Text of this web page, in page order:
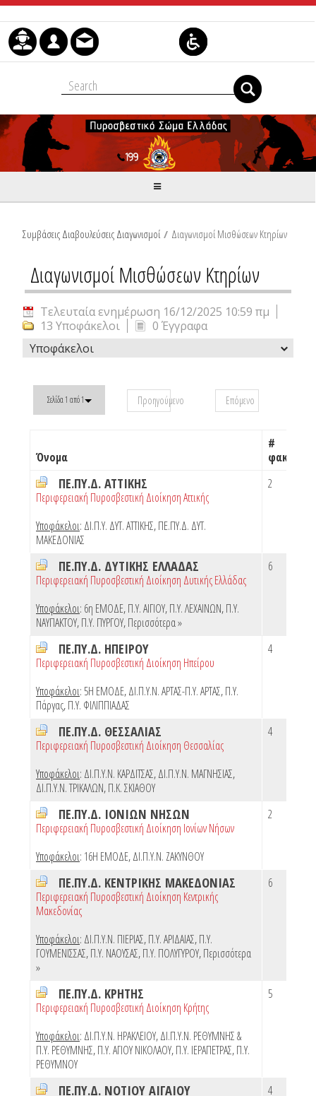
Μετάβαση στο περιεχόμενο
Συμβάσεις Διαβουλεύσεις Διαγωνισμοί / Διαγωνισμοί Μισθώσεων Κτηρίων
Διαγωνισμοί Μισθώσεων Κτηρίων
Τελευταία ενημέρωση 16/12/2025 10:59 πμ
13 Υποφάκελοι
0 Έγγραφα
Υποφάκελοι
Σελίδα 1 από 1 Προηγούμενο Επόμενο
Όνομα
#
φακέλων
ΠΕ.ΠΥ.Δ. ΑΤΤΙΚΗΣ
Περιφερειακή Πυροσβεστική Διοίκηση Αττικής
Υποφάκελοι: ΔΙ.Π.Υ. ΔΥΤ. ΑΤΤΙΚΗΣ,ΠΕ.ΠΥ.Δ. ΔΥΤ.
ΜΑΚΕΔΟΝΙΑΣ
2
ΠΕ.ΠΥ.Δ. ΔΥΤΙΚΗΣ ΕΛΛΑΔΑΣ
Περιφερειακή Πυροσβεστική Διοίκηση Δυτικής Ελλάδας
Υποφάκελοι: 6η ΕΜΟΔΕ,Π.Υ. ΑΙΓΙΟΥ,Π.Υ. ΛΕΧΑΙΝΩΝ,Π.Υ.
ΝΑΥΠΑΚΤΟΥ,Π.Υ. ΠΥΡΓΟΥ,Περισσότερα »
6
ΠΕ.ΠΥ.Δ. ΗΠΕΙΡΟΥ
Περιφερειακή Πυροσβεστική Διοίκηση Ηπείρου
Υποφάκελοι: 5Η ΕΜΟΔΕ,ΔΙ.Π.Υ.Ν. ΑΡΤΑΣ-Π.Υ. ΑΡΤΑΣ,Π.Υ.
Πάργας,Π.Υ. ΦΙΛΙΠΠΙΑΔΑΣ
4
ΠΕ.ΠΥ.Δ. ΘΕΣΣΑΛΙΑΣ
Περιφερειακή Πυροσβεστική Διοίκηση Θεσσαλίας
Υποφάκελοι: ΔΙ.Π.Υ.Ν. ΚΑΡΔΙΤΣΑΣ,ΔΙ.Π.Υ.Ν. ΜΑΓΝΗΣΙΑΣ,
ΔΙ.Π.Υ.Ν. ΤΡΙΚΑΛΩΝ,Π.Κ. ΣΚΙΑΘΟΥ
4
ΠΕ.ΠΥ.Δ. ΙΟΝΙΩΝ ΝΗΣΩΝ
Περιφερειακή Πυροσβεστική Διοίκηση Ιονίων Νήσων
Υποφάκελοι: 16Η ΕΜΟΔΕ,ΔΙ.Π.Υ.Ν. ΖΑΚΥΝΘΟΥ
2
ΠΕ.ΠΥ.Δ. ΚΕΝΤΡΙΚΗΣ ΜΑΚΕΔΟΝΙΑΣ
Περιφερειακή Πυροσβεστική Διοίκηση Κεντρικής
Μακεδονίας
Υποφάκελοι: ΔΙ.Π.Υ.Ν. ΠΙΕΡΙΑΣ,Π.Υ. ΑΡΙΔΑΙΑΣ,Π.Υ.
ΓΟΥΜΕΝΙΣΣΑΣ,Π.Υ. ΝΑΟΥΣΑΣ,Π.Υ. ΠΟΛΥΓΥΡΟΥ,Περισσότερα
»
6
ΠΕ.ΠΥ.Δ. ΚΡΗΤΗΣ
Περιφερειακή Πυροσβεστική Διοίκηση Κρήτης
Υποφάκελοι: ΔΙ.Π.Υ.Ν. ΗΡΑΚΛΕΙΟΥ,ΔΙ.Π.Υ.Ν. ΡΕΘΥΜΝΗΣ &
Π.Υ. ΡΕΘΥΜΝΗΣ,Π.Υ. ΑΓΙΟΥ ΝΙΚΟΛΑΟΥ,Π.Υ. ΙΕΡΑΠΕΤΡΑΣ,Π.Υ.
ΡΕΘΥΜΝΟΥ
5
ΠΕ.ΠΥ.Δ. ΝΟΤΙΟΥ ΑΙΓΑΙΟΥ 4